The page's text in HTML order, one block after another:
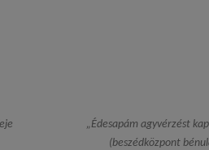
„Édesapám agyvérzést
(beszédközpont